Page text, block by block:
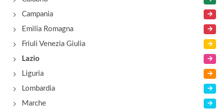
Campania
Emilia Romagna
Friuli Venezia Giulia
Lazio
Liguria
Lombardia
Marche